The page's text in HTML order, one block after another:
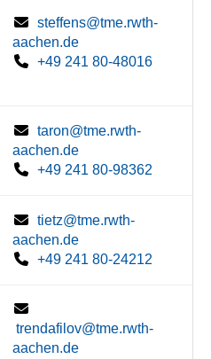
steffens@tme.rwth-
aachen.de
+49 241 80-48016
taron@tme.rwth-
aachen.de
+49 241 80-98362
tietz@tme.rwth-
aachen.de
+49 241 80-24212
trendafilov@tme.rwth-
aachen.de